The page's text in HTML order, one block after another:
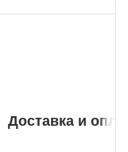
Доставка и